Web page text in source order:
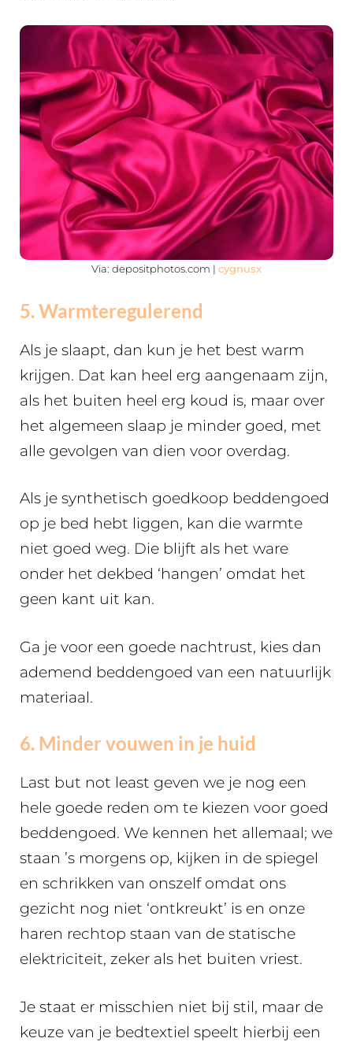
Via: depositphotos.com | cygnusx
5. Warmteregulerend
Als je slaapt, dan kun je het best warm
krijgen. Dat kan heel erg aangenaam zijn,
als het buiten heel erg koud is, maar over
het algemeen slaap je minder goed, met
alle gevolgen van dien voor overdag.
Als je synthetisch goedkoop beddengoed
op je bed hebt liggen, kan die warmte
niet goed weg. Die blijft als het ware
onder het dekbed ‘hangen’ omdat het
geen kant uit kan.
Ga je voor een goede nachtrust, kies dan
ademend beddengoed van een natuurlijk
materiaal.
6. Minder vouwen in je huid
Last but not least geven we je nog een
hele goede reden om te kiezen voor goed
beddengoed. We kennen het allemaal; we
staan ’s morgens op, kijken in de spiegel
en schrikken van onszelf omdat ons
gezicht nog niet ‘ontkreukt’ is en onze
haren rechtop staan van de statische
elektriciteit, zeker als het buiten vriest.
Je staat er misschien niet bij stil, maar de
keuze van je bedtextiel speelt hierbij een